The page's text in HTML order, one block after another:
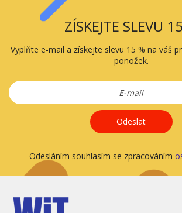
ZÍSKEJTE SLEVU
Vyplňte e-mail a získejte slevu 15 % na váš
ponožek.
Odeslat
Odesláním souhlasím se zpracováním